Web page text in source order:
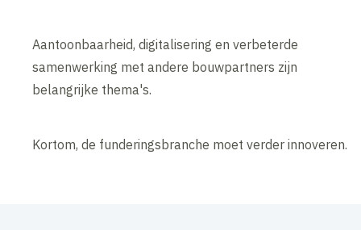
Aantoonbaarheid, digitalisering en verbeterde
samenwerking met andere bouwpartners zijn
belangrijke thema's.
Kortom, de funderingsbranche moet verder innoveren.